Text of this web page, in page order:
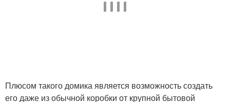
Плюсом такого домика является возможность создать
его даже из обычной коробки от крупной бытовой